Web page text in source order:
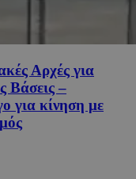
Αρχές για
Βάσεις –
για κίνηση με